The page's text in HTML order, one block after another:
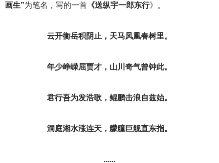
画生”为笔名，写的一首《送纵宇一郎东行》。
云开衡岳积阴止，天马凤凰春树里。
年少峥嵘屈贾才，山川奇气曾钟此。
君行吾为发浩歌，鲲鹏击浪自兹始。
洞庭湘水涨连天，艨艟巨舰直东指。
......